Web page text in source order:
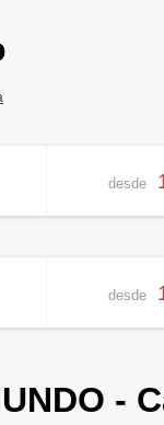
desde
desde
-